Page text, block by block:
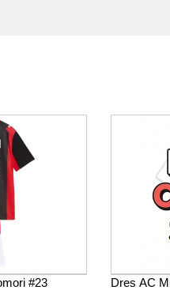
#23
Dres AC